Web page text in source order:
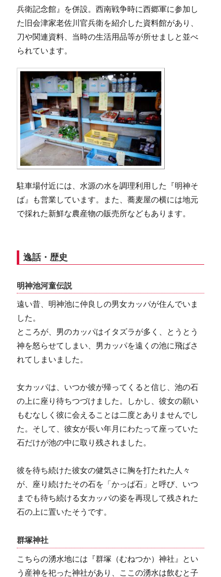
兵衛記念館』を併設。西南戦争時に西郷軍に参加し
た旧会津家老佐川官兵衛を紹介した資料館があり、
刀や関連資料、当時の生活用品等が所せましと並べ
られています。
駐車場付近には、水源の水を調理利用した『明神そ
ば』も営業しています。また、蕎麦屋の横には地元
で採れた新鮮な農産物の販売所などもあります。
逸話・歴史
明神池河童伝説
遠い昔、明神池に仲良しの男女カッパが住んでいま
した。
ところが、男のカッパはイタズラが多く、とうとう
神を怒らせてしまい、男カッパを遠くの池に飛ばさ
れてしまいました。
女カッパは、いつか彼が帰ってくると信じ、池の石
の上に座り待ちつづけました。しかし、彼女の願い
もむなしく彼に会えることは二度とありませんでし
た。そして、彼女が長い年月にわたって座っていた
石だけが池の中に取り残されました。
彼を待ち続けた彼女の健気さに胸を打たれた人々
が、座り続けたその石を「かっぱ石」と呼び、いつ
までも待ち続ける女カッパの姿を再現して残された
石の上に置いたそうです。
群塚神社
こちらの湧水地には『群塚（むねつか）神社』とい
う産神を祀った神社があり、ここの湧水は飲むと子